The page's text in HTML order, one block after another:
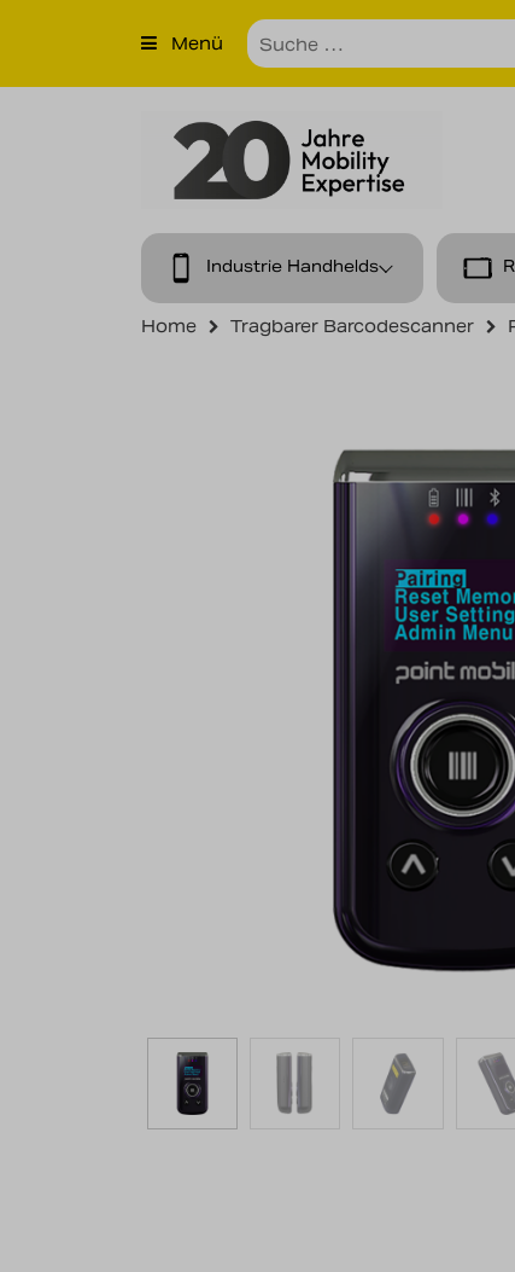
×
Unsere Leistungen
Menü
Industrie Handhelds
Home Tragbarer Barcodescanner